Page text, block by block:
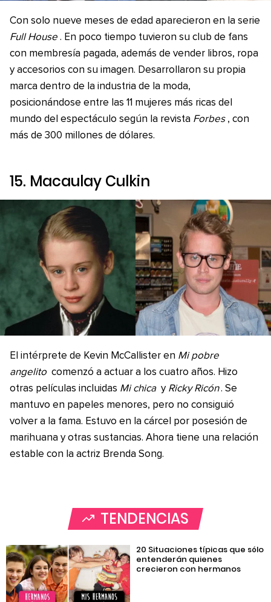
Con solo nueve meses de edad aparecieron en la serie
Full House . En poco tiempo tuvieron su club de fans
con membresía pagada, además de vender libros, ropa
y accesorios con su imagen. Desarrollaron su propia
marca dentro de la industria de la moda,
posicionándose entre las 11 mujeres más ricas del
mundo del espectáculo según la revista Forbes , con
más de 300 millones de dólares.
15. Macaulay Culkin
El intérprete de Kevin McCallister en Mi pobre
angelito comenzó a actuar a los cuatro años. Hizo
otras películas incluidas Mi chica y Ricky Ricón . Se
mantuvo en papeles menores, pero no consiguió
volver a la fama. Estuvo en la cárcel por posesión de
marihuana y otras sustancias. Ahora tiene una relación
estable con la actriz Brenda Song.
TENDENCIAS
20 Situaciones típicas que sólo
entenderán quienes
crecieron con hermanos